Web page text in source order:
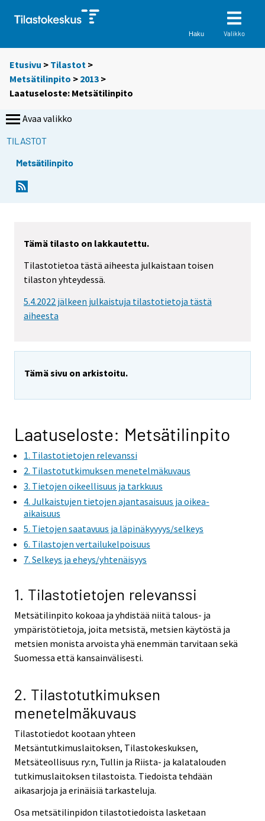
Haku Valikko
Etusivu > Tilastot >
Metsätilinpito > 2013 >
Laatuseloste: Metsätilinpito
Avaa valikko
TILASTOT
Metsätilinpito
Tämä tilasto on lakkautettu.
Tilastotietoa tästä aiheesta julkaistaan toisen
tilaston yhteydessä.
5.4.2022 jälkeen julkaistuja tilastotietoja tästä
aiheesta
Tämä sivu on arkistoitu.
Laatuseloste: Metsätilinpito
1. Tilastotietojen relevanssi
2. Tilastotutkimuksen menetelmäkuvaus
3. Tietojen oikeellisuus ja tarkkuus
4. Julkaistujen tietojen ajantasaisuus ja oikea-
aikaisuus
5. Tietojen saatavuus ja läpinäkyvyys/selkeys
6. Tilastojen vertailukelpoisuus
7. Selkeys ja eheys/yhtenäisyys
1. Tilastotietojen relevanssi
Metsätilinpito kokoaa ja yhdistää niitä talous- ja
ympäristötietoja, joita metsistä, metsien käytöstä ja
metsien monista arvoista yhä enemmän tarvitaan sekä
Suomessa että kansainvälisesti.
2. Tilastotutkimuksen
menetelmäkuvaus
Tilastotiedot kootaan yhteen
Metsäntutkimuslaitoksen, Tilastokeskuksen,
Metsäteollisuus ry:n, Tullin ja Riista- ja kalatalouden
tutkimuslaitoksen tilastoista. Tiedoista tehdään
aikasarjoja ja erinäisiä tarkasteluja.
Osa metsätilinpidon tilastotiedoista lasketaan